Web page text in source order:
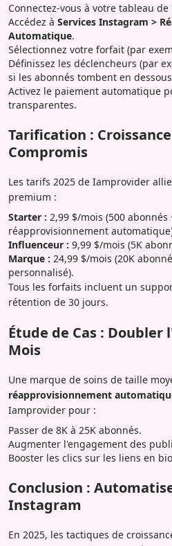
Connectez-vous à votre tableau
Accédez à Services Instagram >
Automatique.
Sélectionnez votre forfait (par
Définissez les déclencheurs (par
si les abonnés tombent en
Activez le paiement automatique
transparentes.
Tarification :
Compromis
Les tarifs 2025 de Iamprovider
premium :
Starter : 2,99 $/mois (500 abonnés
réapprovisionnement
Influenceur : 9,99 $/mois (5K
Marque : 24,99 $/mois (20K
personnalisé).
Tous les forfaits incluent un
rétention de 30 jours.
Étude de Cas : Doubler
Mois
Une marque de soins de taille
réapprovisionnement
Iamprovider pour :
Passer de 8K à 25K abonnés.
Augmenter l'engagement des
Booster les clics sur les liens en
Conclusion :
Instagram
En 2025, les tactiques de